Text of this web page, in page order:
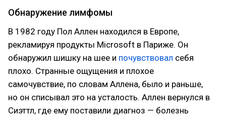
Обнаружение лимфомы
В 1982 году Пол Аллен находился в Европе,
рекламируя продукты Microsoft в Париже. Он
обнаружил шишку на шее и почувствовал себя
плохо. Странные ощущения и плохое
самочувствие, по словам Аллена, было и раньше,
но он списывал это на усталость. Аллен вернулся в
Сиэттл, где ему поставили диагноз — болезнь